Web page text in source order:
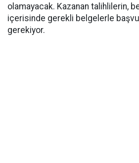
olamayacak. Kazanan talihlilerin,
içerisinde gerekli belgelerle
gerekiyor.